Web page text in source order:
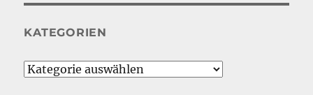
KATEGORIEN
Kategorien